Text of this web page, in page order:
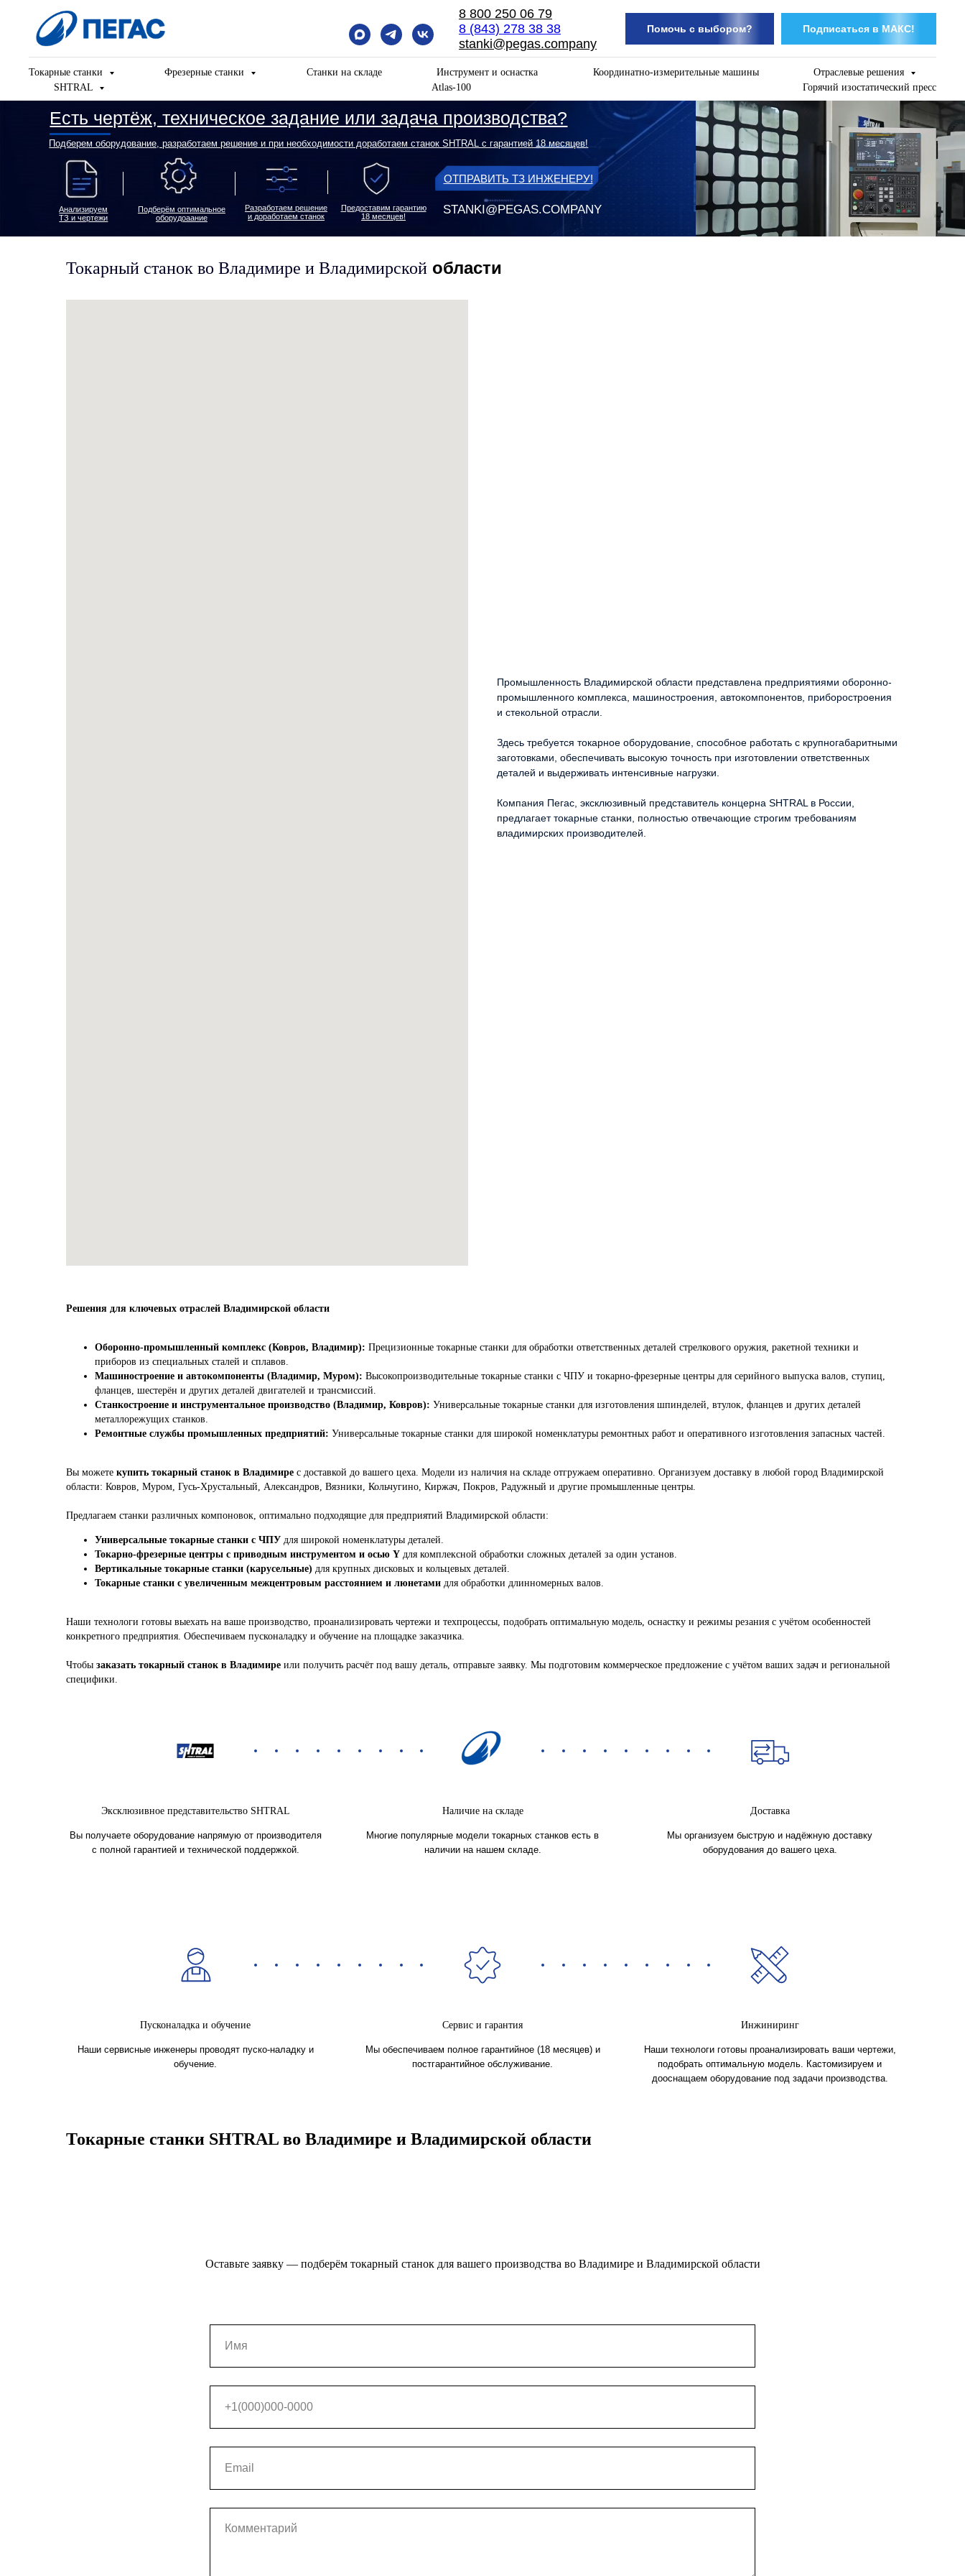
8 800 250 06 79
8 (843) 278 38 38
stanki@pegas.company
Помочь с выбором? Подписаться в МАКС!
Токарные станки Фрезерные станки Станки на складе Инструмент и оснастка Координатно-измерительные машины
Отраслевые решения
SHTRAL
Atlas-100 Горячий изостатический пресс
Есть чертёж, техническое задание или задача производства?
Подберем оборудование, разработаем решение и при необходимости доработаем станок SHTRAL с гарантией 18 месяцев!
Анализируем
ТЗ и чертежи
Подберём оптимальное
оборудоаание
Разработаем решение
и доработаем станок
Предоставим гарантию
18 месяцев!
STANKI@PEGAS.COMPANY
Токарный станок во Владимире и Владимирской области
Промышленность Владимирской области представлена предприятиями оборонно-
промышленного комплекса, машиностроения, автокомпонентов, приборостроения
и стекольной отрасли.
Здесь требуется токарное оборудование, способное работать с крупногабаритными
заготовками, обеспечивать высокую точность при изготовлении ответственных
деталей и выдерживать интенсивные нагрузки.
Компания Пегас, эксклюзивный представитель концерна SHTRAL в России,
предлагает токарные станки, полностью отвечающие строгим требованиям
владимирских производителей.
Решения для ключевых отраслей Владимирской области
Оборонно-промышленный комплекс (Ковров, Владимир): Прецизионные токарные станки для обработки ответственных деталей стрелкового оружия, ракетной техники и
приборов из специальных сталей и сплавов.
Машиностроение и автокомпоненты (Владимир, Муром): Высокопроизводительные токарные станки с ЧПУ и токарно-фрезерные центры для серийного выпуска валов, ступиц,
фланцев, шестерён и других деталей двигателей и трансмиссий.
Станкостроение и инструментальное производство (Владимир, Ковров): Универсальные токарные станки для изготовления шпинделей, втулок, фланцев и других деталей
металлорежущих станков.
Ремонтные службы промышленных предприятий: Универсальные токарные станки для широкой номенклатуры ремонтных работ и оперативного изготовления запасных частей.
Вы можете купить токарный станок в Владимире с доставкой до вашего цеха. Модели из наличия на складе отгружаем оперативно. Организуем доставку в любой город Владимирской
области: Ковров, Муром, Гусь-Хрустальный, Александров, Вязники, Кольчугино, Киржач, Покров, Радужный и другие промышленные центры.
Предлагаем станки различных компоновок, оптимально подходящие для предприятий Владимирской области:
Универсальные токарные станки с ЧПУ для широкой номенклатуры деталей.
Токарно-фрезерные центры с приводным инструментом и осью Y для комплексной обработки сложных деталей за один установ.
Вертикальные токарные станки (карусельные) для крупных дисковых и кольцевых деталей.
Токарные станки с увеличенным межцентровым расстоянием и люнетами для обработки длинномерных валов.
Наши технологи готовы выехать на ваше производство, проанализировать чертежи и техпроцессы, подобрать оптимальную модель, оснастку и режимы резания с учётом особенностей
конкретного предприятия. Обеспечиваем пусконаладку и обучение на площадке заказчика.
Чтобы заказать токарный станок в Владимире или получить расчёт под вашу деталь, отправьте заявку. Мы подготовим коммерческое предложение с учётом ваших задач и региональной
специфики.
Эксклюзивное представительство SHTRAL
Вы получаете оборудование напрямую от производителя
с полной гарантией и технической поддержкой.
Наличие на складе
Многие популярные модели токарных станков есть в
наличии на нашем складе.
Доставка
Мы организуем быструю и надёжную доставку
оборудования до вашего цеха.
Пусконаладка и обучение
Наши сервисные инженеры проводят пуско-наладку и
обучение.
Сервис и гарантия
Мы обеспечиваем полное гарантийное (18 месяцев) и
постгарантийное обслуживание.
Инжиниринг
Наши технологи готовы проанализировать ваши чертежи,
подобрать оптимальную модель. Кастомизируем и
дооснащаем оборудование под задачи производства.
Токарные станки SHTRAL во Владимире и Владимирской области
Оставьте заявку — подберём токарный станок для вашего производства во Владимире и Владимирской области